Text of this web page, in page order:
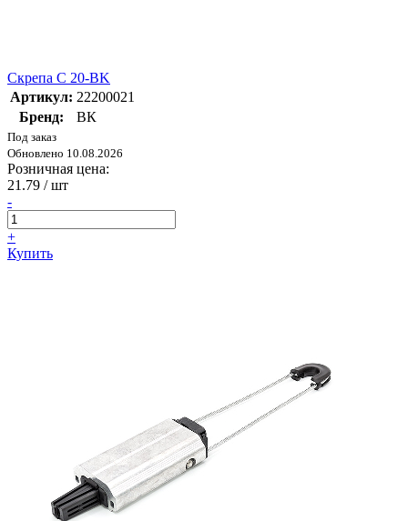
Скрепа C 20-BK
Артикул: 22200021
Бренд:
ВК
Под заказ
Обновлено 10.08.2026
Розничная цена:
21.79 / шт
-
+
Купить